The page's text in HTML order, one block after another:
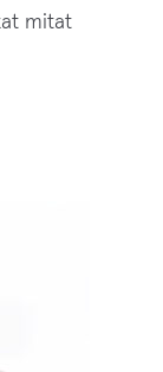
mitat